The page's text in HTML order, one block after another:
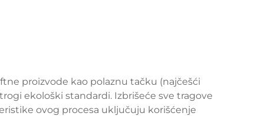
proizvode kao polaznu tačku (najčešći
ekološki standardi. Izbrišeće sve tragove
ovog procesa uključuju korišćenje